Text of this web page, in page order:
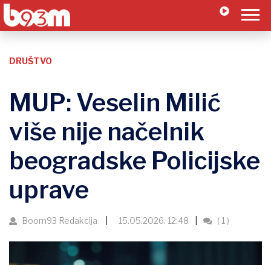
DRUŠTVO
MUP: Veselin Milić
više nije načelnik
beogradske Policijske
uprave
Boom93 Redakcija 15.05.2026. 12:48 ( 1 )